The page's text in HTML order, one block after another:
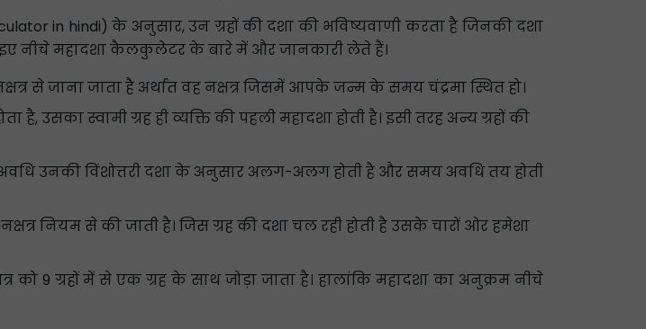
in hindi) के अनुसार, उन ग्रहों की दशा की भविष्यवाणी करता है जिनकी दशा
नीचे महादशा कैलकुलेटर के बारे में और जानकारी लेते हैं।
से जाना जाता है अर्थात वह नक्षत्र जिसमें आपके जन्म के समय चंद्रमा स्थित हो।
है, उसका स्वामी ग्रह ही व्यक्ति की पहली महादशा होती है। इसी तरह अन्य ग्रहों की
उनकी विंशोत्तरी दशा के अनुसार अलग-अलग होती है और समय अवधि तय होती
नियम से की जाती है। जिस ग्रह की दशा चल रही होती है उसके चारों ओर हमेशा
9 ग्रहों में से एक ग्रह के साथ जोड़ा जाता है। हालांकि महादशा का अनुक्रम नीचे